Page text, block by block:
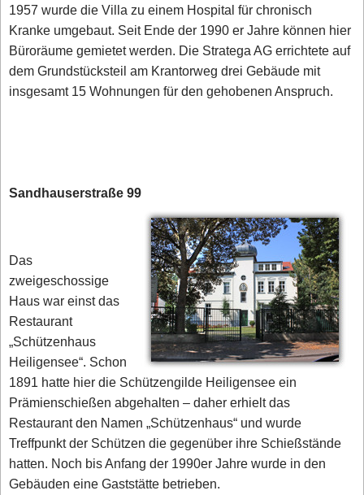
1957 wurde die Villa zu einem Hospital für chronisch
Kranke umgebaut. Seit Ende der 1990 er Jahre können hier
Büroräume gemietet werden. Die Stratega AG errichtete auf
dem Grundstücksteil am Krantorweg drei Gebäude mit
insgesamt 15 Wohnungen für den gehobenen Anspruch.
Sandhauserstraße 99
Das
zweigeschossige
Haus war einst das
Restaurant
„Schützenhaus
Heiligensee“. Schon
1891 hatte hier die Schützengilde Heiligensee ein
Prämienschießen abgehalten – daher erhielt das
Restaurant den Namen „Schützenhaus“ und wurde
Treffpunkt der Schützen die gegenüber ihre Schießstände
hatten. Noch bis Anfang der 1990er Jahre wurde in den
Gebäuden eine Gaststätte betrieben.